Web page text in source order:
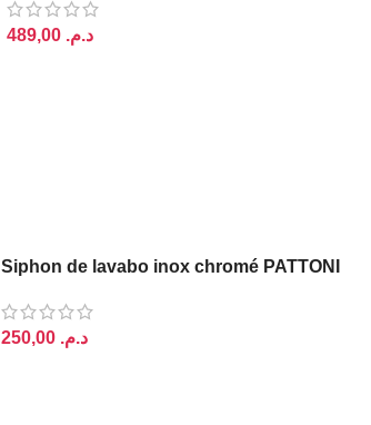
د.م.
Siphon de lavabo inox chromé PATTONI
د.م.